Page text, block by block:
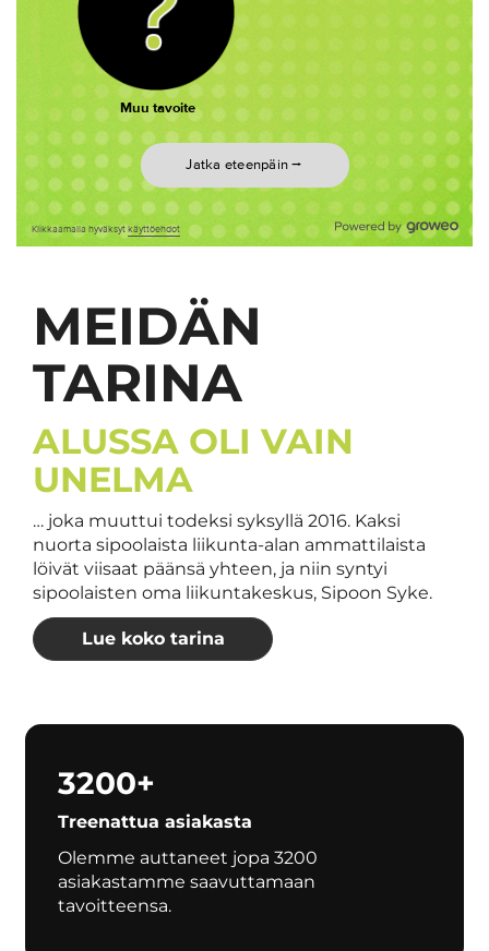
MEIDÄN
TARINA
​​​​​​​ALUSSA OLI VAIN
UNELMA
… joka muuttui todeksi syksyllä 2016. Kaksi
nuorta sipoolaista liikunta-alan ammattilaista
löivät viisaat päänsä yhteen, ja niin syntyi
sipoolaisten oma liikuntakeskus, Sipoon Syke.
Lue koko tarina
3200+
Treenattua asiakasta
Olemme auttaneet jopa 3200
asiakastamme saavuttamaan
tavoitteensa.